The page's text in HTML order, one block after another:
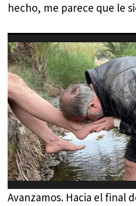
hecho, me parece que le
Avanzamos. Hacia el final